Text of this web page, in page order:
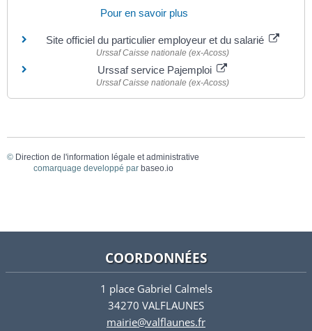
Pour en savoir plus
Site officiel du particulier employeur et du salarié
Urssaf Caisse nationale (ex-Acoss)
Urssaf service Pajemploi
Urssaf Caisse nationale (ex-Acoss)
© Direction de l'information légale et administrative
comarquage developpé par baseo.io
COORDONNÉES
1 place Gabriel Calmels
34270 VALFLAUNES
mairie@valflaunes.fr